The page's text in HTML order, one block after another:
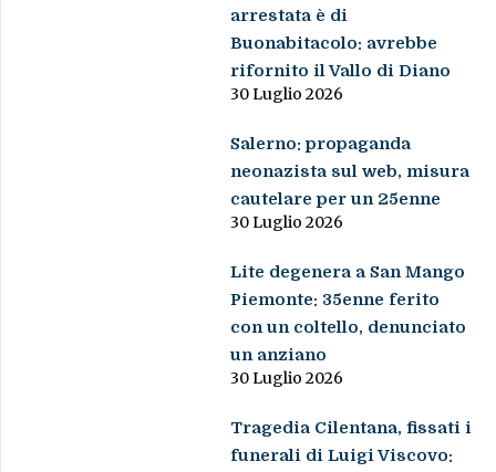
arrestata è di
Buonabitacolo: avrebbe
rifornito il Vallo di Diano
30 Luglio 2026
Salerno: propaganda
neonazista sul web, misura
cautelare per un 25enne
30 Luglio 2026
Lite degenera a San Mango
Piemonte: 35enne ferito
con un coltello, denunciato
un anziano
30 Luglio 2026
Tragedia Cilentana, fissati i
funerali di Luigi Viscovo: